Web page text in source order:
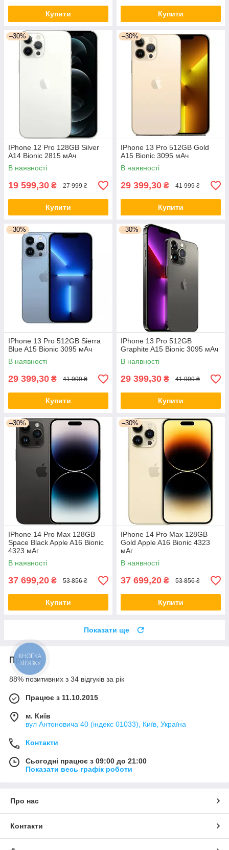
Купити Купити
–30%
IPhone 12 Pro 128GB Silver
A14 Bionic 2815 мАч
В наявності
19 599,30 ₴ 27 999 ₴
Купити
–30%
IPhone 13 Pro 512GB Gold
A15 Bionic 3095 мАч
В наявності
29 399,30 ₴ 41 999 ₴
Купити
–30%
IPhone 13 Pro 512GB Sierra
Blue A15 Bionic 3095 мАч
В наявності
29 399,30 ₴ 41 999 ₴
Купити
–30%
IPhone 13 Pro 512GB
Graphite A15 Bionic 3095 мАч
В наявності
29 399,30 ₴ 41 999 ₴
Купити
–30%
IPhone 14 Pro Max 128GB
Space Black Apple A16 Bionic
4323 мАг
В наявності
37 699,20 ₴ 53 856 ₴
Купити
–30%
IPhone 14 Pro Max 128GB
Gold Apple A16 Bionic 4323
мАг
В наявності
37 699,20 ₴ 53 856 ₴
Купити
Показати ще
Про нас
88% позитивних з 34 відгуків за рік
Працює з 11.10.2015
м. Київ
вул Антоновича 40 (індекс 01033), Київ, Україна
Контакти
Сьогодні працює з 09:00 до 21:00
Показати весь графік роботи
Про нас
Контакти
КНОПКА
ЗВ'ЯЗКУ